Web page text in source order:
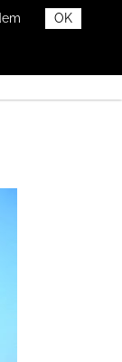
OK